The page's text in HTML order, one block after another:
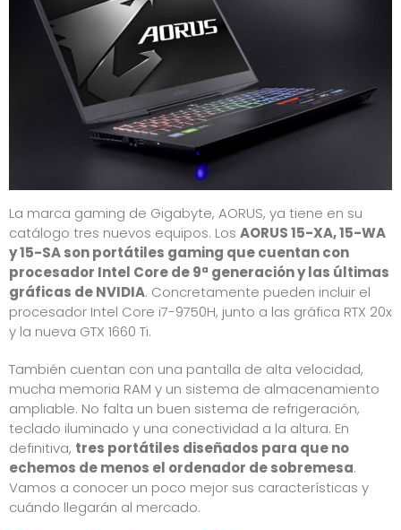
La marca gaming de Gigabyte, AORUS, ya tiene en su
catálogo tres nuevos equipos. Los AORUS 15-XA, 15-WA
y 15-SA son portátiles gaming que cuentan con
procesador Intel Core de 9ª generación y las últimas
gráficas de NVIDIA. Concretamente pueden incluir el
procesador Intel Core i7-9750H, junto a las gráfica RTX 20x
y la nueva GTX 1660 Ti.
También cuentan con una pantalla de alta velocidad,
mucha memoria RAM y un sistema de almacenamiento
ampliable. No falta un buen sistema de refrigeración,
teclado iluminado y una conectividad a la altura. En
definitiva, tres portátiles diseñados para que no
echemos de menos el ordenador de sobremesa.
Vamos a conocer un poco mejor sus características y
cuándo llegarán al mercado.